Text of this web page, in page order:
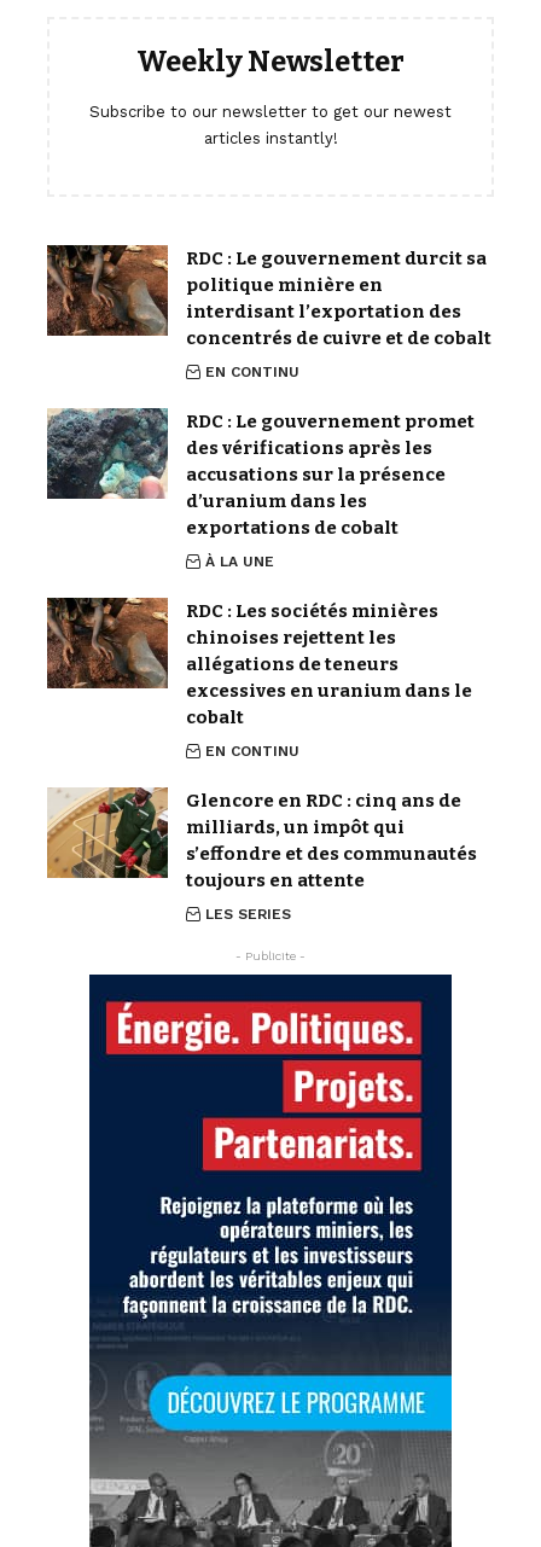
Weekly Newsletter
Subscribe to our newsletter to get our newest
articles instantly!
RDC : Le gouvernement durcit sa
politique minière en
interdisant l’exportation des
concentrés de cuivre et de cobalt
EN CONTINU
RDC : Le gouvernement promet
des vérifications après les
accusations sur la présence
d’uranium dans les
exportations de cobalt
À LA UNE
RDC : Les sociétés minières
chinoises rejettent les
allégations de teneurs
excessives en uranium dans le
cobalt
EN CONTINU
Glencore en RDC : cinq ans de
milliards, un impôt qui
s’effondre et des communautés
toujours en attente
LES SERIES
- Publicite -